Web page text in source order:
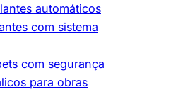
automáticos
com sistema
com segurança
para obras